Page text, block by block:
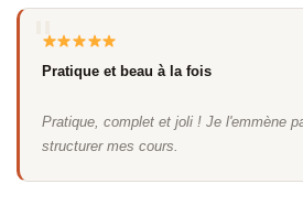
Pratique et beau à la fois
Pratique, complet et joli ! Je l'emmène
structurer mes cours.